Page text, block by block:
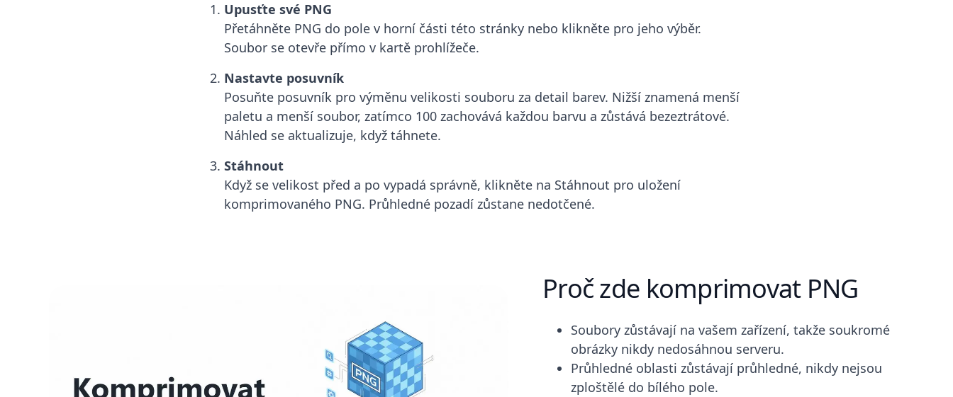
Upusťte své PNG
Přetáhněte PNG do pole v horní části této stránky nebo klikněte pro jeho výběr.
Soubor se otevře přímo v kartě prohlížeče.
Nastavte posuvník
Posuňte posuvník pro výměnu velikosti souboru za detail barev. Nižší znamená menší
paletu a menší soubor, zatímco 100 zachovává každou barvu a zůstává bezeztrátové.
Náhled se aktualizuje, když táhnete.
Stáhnout
Když se velikost před a po vypadá správně, klikněte na Stáhnout pro uložení
komprimovaného PNG. Průhledné pozadí zůstane nedotčené.
Proč zde komprimovat PNG
Soubory zůstávají na vašem zařízení, takže soukromé
obrázky nikdy nedosáhnou serveru.
Průhledné oblasti zůstávají průhledné, nikdy nejsou
zploštělé do bílého pole.